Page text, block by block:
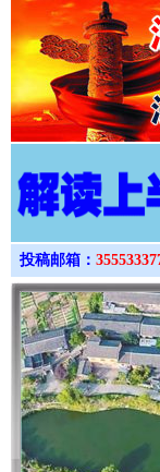
投稿邮箱：